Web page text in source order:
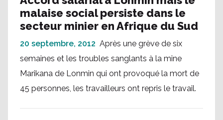
malaise social persiste dans le
secteur minier en Afrique du Sud
20 septembre, 2012 Après une grève de six
semaines et les troubles sanglants à la mine
Marikana de Lonmin qui ont provoqué la mort de
45 personnes, les travailleurs ont repris le travail.